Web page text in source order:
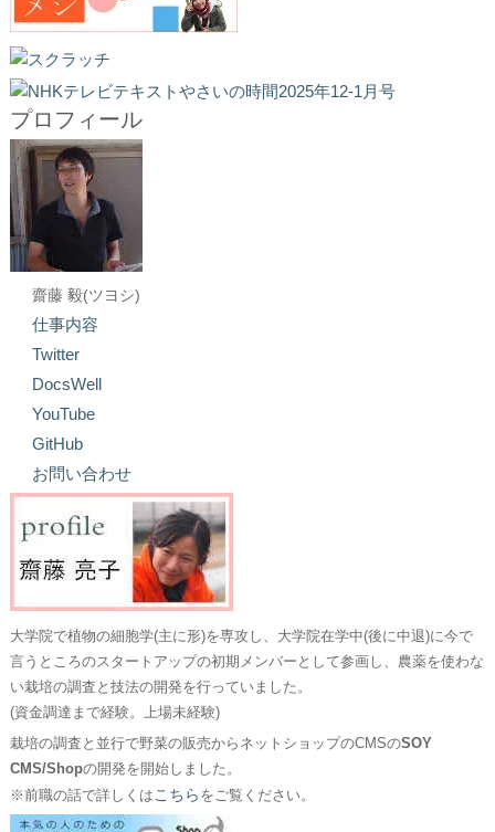
プロフィール
齋藤 毅(ツヨシ)
仕事内容
Twitter
DocsWell
YouTube
GitHub
お問い合わせ
大学院で植物の細胞学(主に形)を専攻し、大学院在学中(後に中退)に今で
言うところのスタートアップの初期メンバーとして参画し、農薬を使わな
い栽培の調査と技法の開発を行っていました。
(資金調達まで経験。上場未経験)
栽培の調査と並行で野菜の販売からネットショップのCMSのSOY
CMS/Shopの開発を開始しました。
※前職の話で詳しくは こちら をご覧ください。